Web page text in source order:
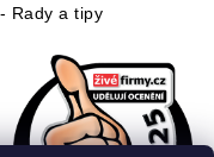
Rady a tipy